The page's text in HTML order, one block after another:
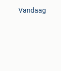
Vandaag